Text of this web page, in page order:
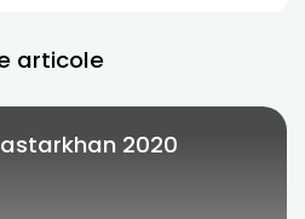
articole
2020